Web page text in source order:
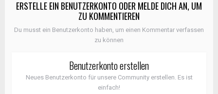
ERSTELLE EIN BENUTZERKONTO ODER MELDE DICH AN, UM
ZU KOMMENTIEREN
Du musst ein Benutzerkonto haben, um einen Kommentar verfassen
zu können
Benutzerkonto erstellen
Neues Benutzerkonto für unsere Community erstellen. Es ist
einfach!